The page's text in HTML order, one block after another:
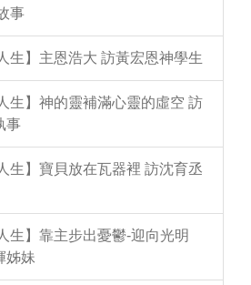
事
生】主恩浩大 訪黃宏恩神學生
生】神的靈補滿心靈的虛空 訪
事
生】寶貝放在瓦器裡 訪沈育丞
生】靠主步出憂鬱-迎向光明
姊妹